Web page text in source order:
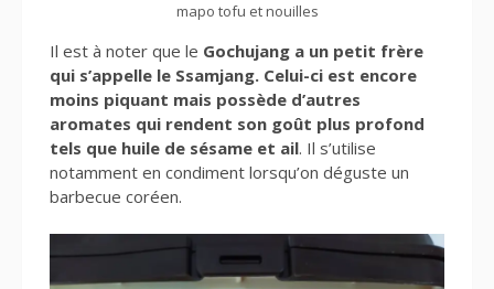
mapo tofu et nouilles
Il est à noter que le Gochujang a un petit frère
qui s’appelle le Ssamjang. Celui-ci est encore
moins piquant mais possède d’autres
aromates qui rendent son goût plus profond
tels que huile de sésame et ail. Il s’utilise
notamment en condiment lorsqu’on déguste un
barbecue coréen.